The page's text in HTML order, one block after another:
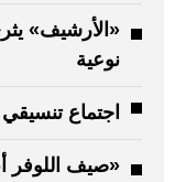
«الأرشيف»
نوعية
اجتماع تنسيقي
«صيف اللوفر